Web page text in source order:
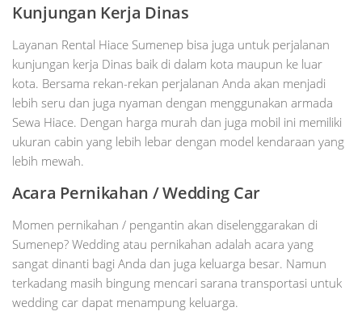
Kunjungan Kerja Dinas
Layanan Rental Hiace Sumenep bisa juga untuk perjalanan
kunjungan kerja Dinas baik di dalam kota maupun ke luar
kota. Bersama rekan-rekan perjalanan Anda akan menjadi
lebih seru dan juga nyaman dengan menggunakan armada
Sewa Hiace. Dengan harga murah dan juga mobil ini memiliki
ukuran cabin yang lebih lebar dengan model kendaraan yang
lebih mewah.
Acara Pernikahan / Wedding Car
Momen pernikahan / pengantin akan diselenggarakan di
Sumenep? Wedding atau pernikahan adalah acara yang
sangat dinanti bagi Anda dan juga keluarga besar. Namun
terkadang masih bingung mencari sarana transportasi untuk
wedding car dapat menampung keluarga.